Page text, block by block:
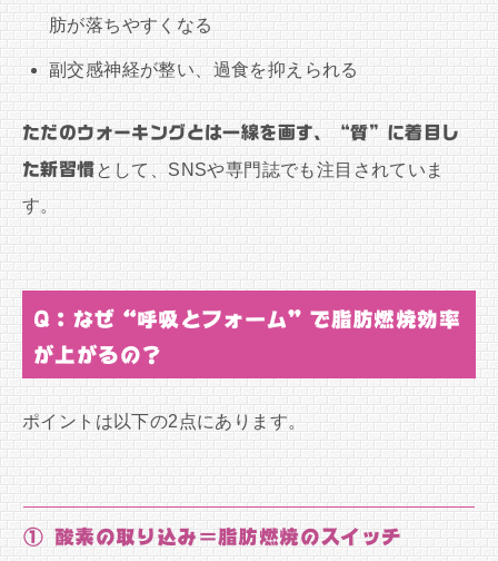
肪が落ちやすくなる
副交感神経が整い、過食を抑えられる
ただのウォーキングとは一線を画す、“質”に着目し
た新習慣として、SNSや専門誌でも注目されていま
す。
Q：なぜ“呼吸とフォーム”で脂肪燃焼効率
が上がるの？
ポイントは以下の2点にあります。
① 酸素の取り込み＝脂肪燃焼のスイッチ